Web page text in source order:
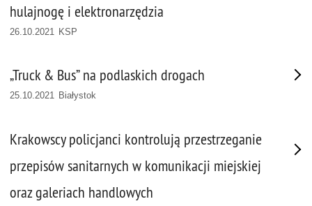
hulajnogę i elektronarzędzia
26.10.2021 KSP
„Truck & Bus” na podlaskich drogach
25.10.2021 Białystok
Krakowscy policjanci kontrolują przestrzeganie
przepisów sanitarnych w komunikacji miejskiej
oraz galeriach handlowych